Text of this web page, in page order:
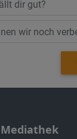
Mediathek